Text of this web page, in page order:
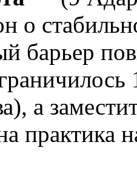
о
барьер
а
практика